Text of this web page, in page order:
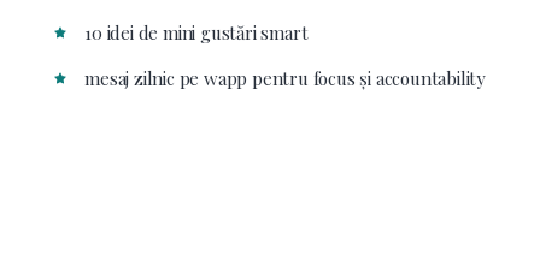
10 idei de mini gustări smart
mesaj zilnic pe wapp pentru focus și accountability